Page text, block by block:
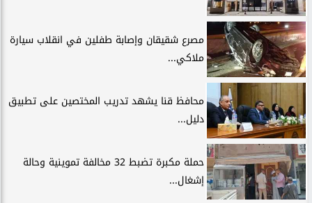
مصرع شقيقان وإصابة طفلين في انقلاب سيارة
ملاكي...
محافظ قنا يشهد تدريب المختصين على تطبيق
دليل...
حملة مكبرة تضبط 32 مخالفة تموينية وحالة
إشغال...